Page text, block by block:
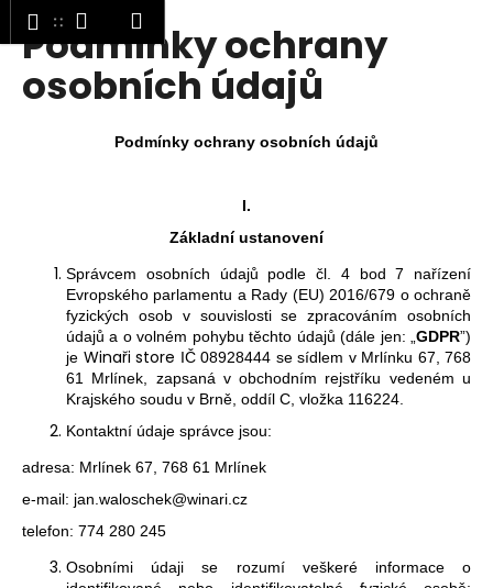
Přejít
obsah
Přihlášení
Nákupní
košík
Podmínky ochrany
osobních údajů
Podmínky ochrany osobních údajů
I.
Základní ustanovení
Správcem osobních údajů podle čl. 4 bod 7 nařízení
Evropského parlamentu a Rady (EU) 2016/679 o ochraně
fyzických osob v souvislosti se zpracováním osobních
údajů a o volném pohybu těchto údajů (dále jen: „ GDPR”)
je Winaři store IČ 08928444 se sídlem v Mrlínku 67, 768
61 Mrlínek, zapsaná v obchodním rejstříku vedeném u
Krajského soudu v Brně, oddíl C, vložka 116224.
Kontaktní údaje správce jsou:
adresa: Mrlínek 67, 768 61 Mrlínek
e-mail: jan.waloschek@winari.cz
telefon: 774 280 245
Osobními údaji se rozumí veškeré informace o
o Zpět
Zpět
e
n
a
j